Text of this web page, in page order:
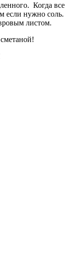
Когда все
если нужно соль.
листом.